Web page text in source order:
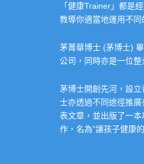
「健康Trainer」都是
教導你適當地運用不
茅菁華博士 (茅博士)
公司，同時亦是一位整
茅博士開創先河，設
士亦透過不同途徑推
表文章，並出版了一
作，名為”讓孩子健康